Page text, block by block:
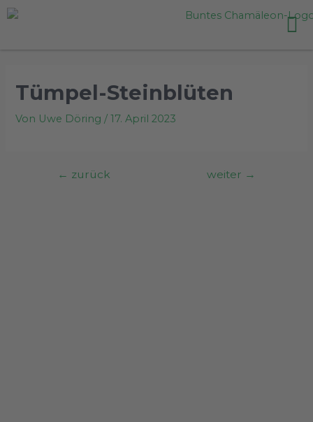
content
Tümpel-Steinblüten
Von Uwe Döring/17. April 2023
← zurück weiter →